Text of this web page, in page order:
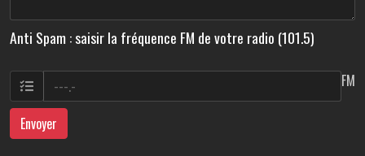
Anti Spam : saisir la fréquence FM de votre radio (101.5)
FM
Envoyer